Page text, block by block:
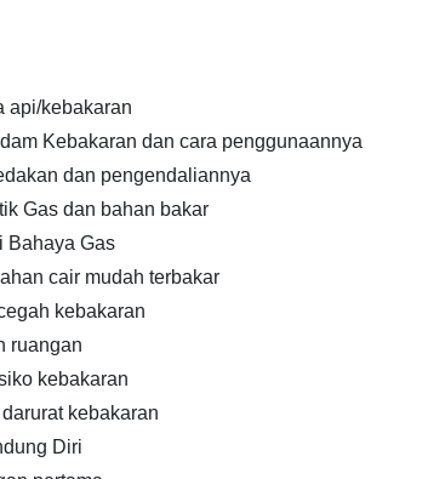
api/kebakaran
Kebakaran dan cara penggunaannya
dan pengendaliannya
Gas dan bahan bakar
Bahaya Gas
cair mudah terbakar
kebakaran
ruangan
kebakaran
kebakaran
Diri